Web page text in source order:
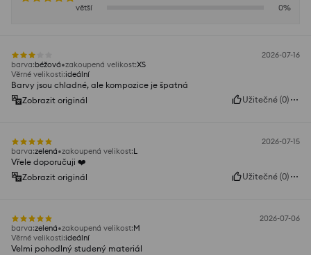
větší
0%
2026-07-16
barva:béžová zakoupená velikost:XS
Věrné velikosti:ideální
Barvy jsou chladné, ale kompozice je špatná
Zobrazit originál
Užitečné (0)
2026-07-15
barva:zelená zakoupená velikost:L
Vřele doporučuji ❤️
Zobrazit originál
Užitečné (0)
2026-07-06
barva:zelená zakoupená velikost:M
Věrné velikosti:ideální
Velmi pohodlný studený materiál